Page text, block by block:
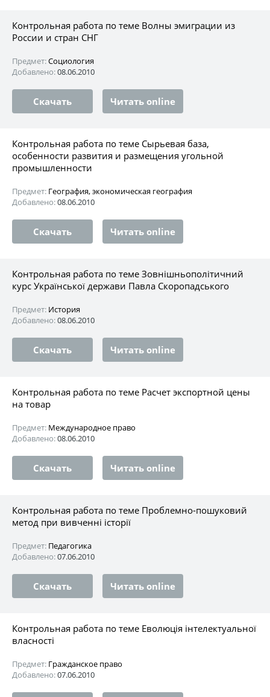
Контрольная работа по теме Волны эмиграции из
России и стран СНГ
Предмет:Социология
Добавлено:08.06.2010
Скачать Читать online
Контрольная работа по теме Сырьевая база,
особенности развития и размещения угольной
промышленности
Предмет: География, экономическая география
Добавлено:08.06.2010
Скачать Читать online
Контрольная работа по теме Зовнішньополітичний
курс Української держави Павла Скоропадського
Предмет: История
Добавлено:08.06.2010
Скачать Читать online
Контрольная работа по теме Расчет экспортной цены
на товар
Предмет: Международное право
Добавлено:08.06.2010
Скачать Читать online
Контрольная работа по теме Проблемно-пошуковий
метод при вивченні історії
Предмет: Педагогика
Добавлено:07.06.2010
Скачать Читать online
Контрольная работа по теме Еволюція інтелектуальної
власності
Предмет: Гражданское право
Добавлено:07.06.2010